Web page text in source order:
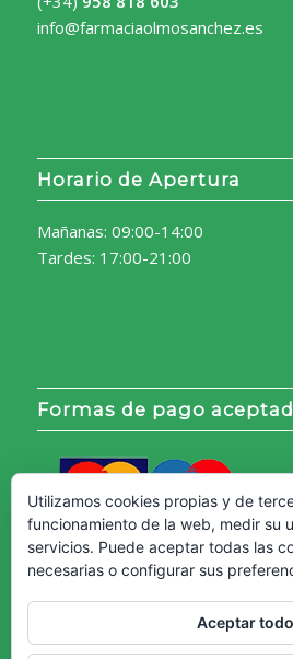
info@farmaciaolmosanchez.es
Horario de Apertura
Mañanas: 09:00-14:00
Tardes: 17:00-21:00
Formas de pago
Utilizamos cookies propias y de
funcionamiento de la web, medir su
servicios. Puede aceptar todas las
necesarias o configurar sus
Aceptar todo